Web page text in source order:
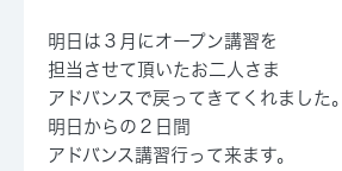
明日は３月にオープン講習を
担当させて頂いたお二人さま
アドバンスで戻ってきてくれました。
明日からの２日間
アドバンス講習行って来ます。